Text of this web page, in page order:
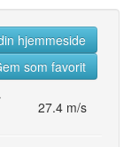
hjemmeside
som favorit
27.4 m/s